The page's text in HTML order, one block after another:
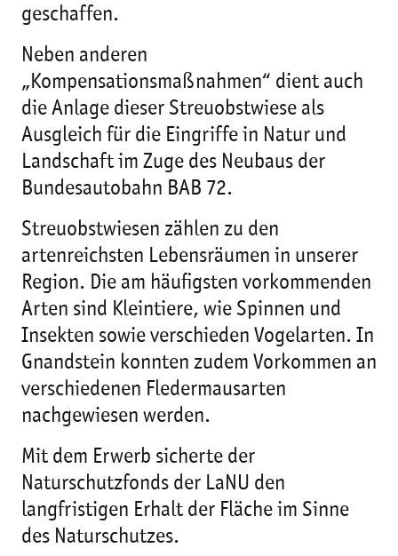
geschaffen.
Neben anderen
„Kompensationsmaßnahmen“ dient auch
die Anlage dieser Streuobstwiese als
Ausgleich für die Eingriffe in Natur und
Landschaft im Zuge des Neubaus der
Bundesautobahn BAB 72.
Streuobstwiesen zählen zu den
artenreichsten Lebensräumen in unserer
Region. Die am häufigsten vorkommenden
Arten sind Kleintiere, wie Spinnen und
Insekten sowie verschieden Vogelarten. In
Gnandstein konnten zudem Vorkommen an
verschiedenen Fledermausarten
nachgewiesen werden.
Mit dem Erwerb sicherte der
Naturschutzfonds der LaNU den
langfristigen Erhalt der Fläche im Sinne
des Naturschutzes.